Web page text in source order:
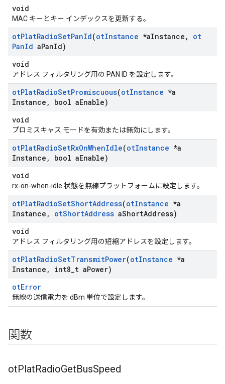
void
MAC キーとキー インデックスを更新する。
otPlatRadioSetPanId(otInstance *aInstance ,
ot
PanId aPanId)
void
アドレス フィルタリング用の PAN ID を設定します。
otPlatRadioSetPromiscuous(otInstance *a
Instance , bool aEnable)
void
プロミスキャス モードを有効または無効にします。
otPlatRadioSetRxOnWhenIdle(otInstance *a
Instance , bool aEnable)
void
rx-on-when-idle 状態を無線プラットフォームに設定します。
otPlatRadioSetShortAddress(otInstance *a
Instance , otShortAddress aShortAddress)
void
アドレス フィルタリング用の短縮アドレスを設定します。
otPlatRadioSetTransmitPower(otInstance *a
Instance , int8 t aPower)
otError
無線の送信電力を dBm 単位で設定します。
関数
otPlatRadioGetBusSpeed